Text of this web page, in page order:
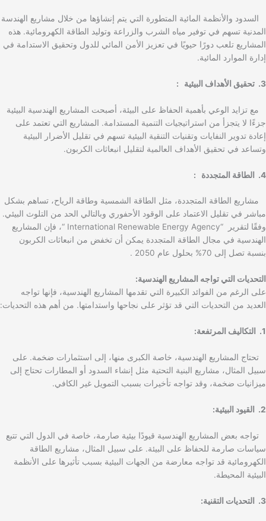
السدود والأنظمة المائية المتطورة التي يتم إنشاؤها من خلال مشاريع الهندسة
المدنية تسهم في توفير مياه الشرب والزراعة وتوليد الطاقة الكهرومائية. هذه
المشاريع تلعب دورًا حيويًا في تعزيز الأمن المائي للدول وتحقيق الاستدامة في
إدارة الموارد المائية.
3. تحقيق الأهداف البيئية :
مع تزايد الوعي بأهمية الحفاظ على البيئة، أصبحت المشاريع الهندسية البيئية
جزءًا لا يتجزأ من استراتيجيات التنمية المستدامة. المشاريع التي تعتمد على
إعادة تدوير النفايات وتقنيات التنقية البيئية تسهم في تقليل الأضرار البيئية
وتساعد في تحقيق الأهداف العالمية لتقليل انبعاثات الكربون.
4. الطاقة المتجددة :
مشاريع الطاقة المتجددة، مثل الطاقة الشمسية وطاقة الرياح، تساهم بشكل
مباشر في تقليل الاعتماد على الوقود الأحفوري وبالتالي الحد من التلوث البيئي.
وفقًا لتقرير “International Renewable Energy Agency “، فإن المشاريع
الهندسية في مجال الطاقة المتجددة يمكن أن تخفض من انبعاثات الكربون
بنسبة تصل إلى 70% بحلول عام 2050 .
التحديات التي تواجه المشاريع الهندسية:
على الرغم من الفوائد الكبيرة التي تقدمها المشاريع الهندسية، فإنها تواجه
العديد من التحديات التي قد تؤثر على نجاحها واستدامتها. من أهم هذه التحديات:
1. التكاليف المرتفعة:
تحتاج المشاريع الهندسية، خاصة الكبرى منها، إلى استثمارات ضخمة. على
سبيل المثال، مشاريع البنية التحتية مثل إنشاء السدود أو المطارات تحتاج إلى
ميزانيات ضخمة، وقد تواجه تأخيرات بسبب التمويل غير الكافي.
2. القيود البيئية:
تواجه بعض المشاريع الهندسية قيودًا بيئية صارمة، خاصة في الدول التي تتبع
سياسات صارمة للحفاظ على البيئة. على سبيل المثال، مشاريع الطاقة
الكهرومائية قد تواجه معارضة من الجهات البيئية بسبب تأثيرها على الأنظمة
البيئية المحيطة.
3. التحديات التقنية: